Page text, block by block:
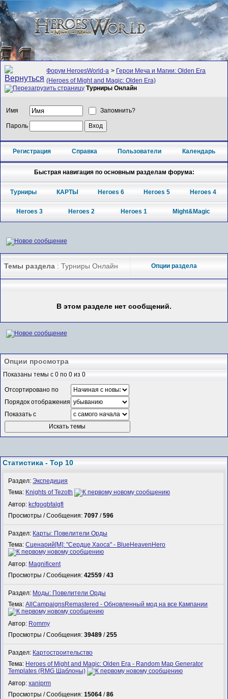
Форум HeroesWorld-а > Герои Меча и Магии: Olden Era
(Heroes of Might and Magic: Olden Era)
Турниры Онлайн
Имя Запомнить?
Пароль
Регистрация Справка Пользователи Календарь
Быстрая навигация по основным разделам форума:
Турниры КАРТЫ Heroes 6 Heroes 5 Heroes 4
Heroes 3 Heroes 2 Heroes 1 Might&Magic
Темы раздела : Турниры Онлайн Опции раздела
В этом разделе нет сообщений.
Опции просмотра
Показаны темы с 0 по 0 из 0
Отсортировано по
Порядок отображения
Показать с
Статистика - Top 10
Раздел:Экспедиция
Тема: Knights of Tezoth
Автор: kcfgogbfalgfl
Просмотры / Сообщения:7097 /596
Раздел: Карты: Повелители Орды
Тема:Сценарий[M]: "Сердце Хаоса" - BlueHeavenHero
Автор: Magnificent
Просмотры / Сообщения:42559 /43
Раздел: Моды: Повелители Орды
Тема:AllCampaignsRemastered - Обновленный мод на все Кампании
Автор: Rommy
Просмотры / Сообщения:39489 /255
Раздел: Картостроительство
Тема: Heroes of Might and Magic: Olden Era - Random Map Generator
Templates (RMG Шаблоны)
Автор:xaniprm
Просмотры / Сообщения:15064 /86